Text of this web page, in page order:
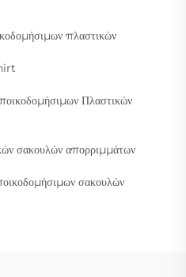
πλαστικών
Πλαστικών
σακουλών απορριμμάτων
σακουλών